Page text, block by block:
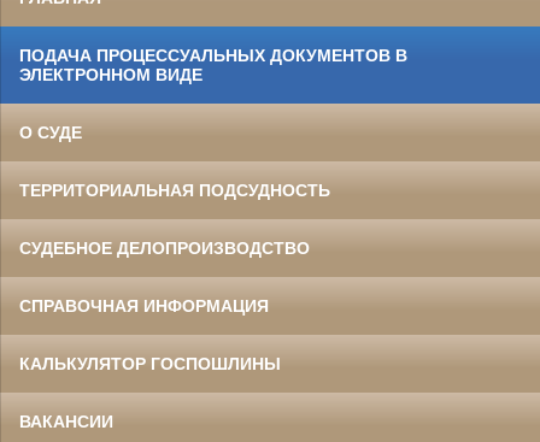
ПОДАЧА ПРОЦЕССУАЛЬНЫХ ДОКУМЕНТОВ В
ЭЛЕКТРОННОМ ВИДЕ
О СУДЕ
ТЕРРИТОРИАЛЬНАЯ ПОДСУДНОСТЬ
СУДЕБНОЕ ДЕЛОПРОИЗВОДСТВО
СПРАВОЧНАЯ ИНФОРМАЦИЯ
КАЛЬКУЛЯТОР ГОСПОШЛИНЫ
ВАКАНСИИ